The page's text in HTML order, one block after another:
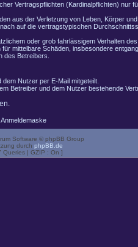
Vertragspflichten (Kardinalpflichten) nur
aus der Verletzung von Leben, Körper
auf die vertragstypischen
oder grob fahrlässigem Verhalten
mittelbare Schäden, insbesondere
des Betreibers.
Nutzer per E-Mail mitgeteilt.
Betreiber und dem Nutzer bestehende
Software © phpBB Group
durch phpBB.de
Queries | GZIP : On ]